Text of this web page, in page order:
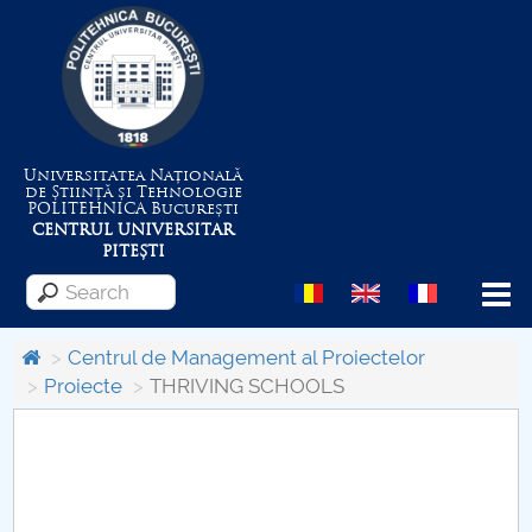
Universitatea Națională
de Știință și Tehnologie
POLITEHNICABucurești
CENTRUL UNIVERSITAR
PITEȘTI
Menu
About the University
Centrul de Management al Proiectelor
Proiecte
THRIVING SCHOOLS